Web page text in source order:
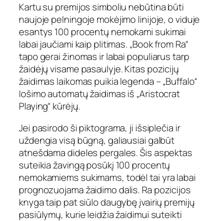
Kartu su premijos simboliu nebūtina būti
naujoje pelningoje mokėjimo linijoje, o viduje
esantys 100 procentų nemokami sukimai
labai jaučiami kaip plitimas. „Book from Ra“
tapo gerai žinomas ir labai populiarus tarp
žaidėjų visame pasaulyje. Kitas pozicijų
žaidimas laikomas puikia legenda – „Buffalo“
lošimo automatų žaidimas iš „Aristocrat
Playing“ kūrėjų.
Jei pasirodo ši piktograma, ji išsiplečia ir
uždengia visą būgną, galiausiai galbūt
atnešdama dideles pergales. Šis aspektas
suteikia žavingą posūkį 100 procentų
nemokamiems sukimams, todėl tai yra labai
prognozuojama žaidimo dalis. Ra pozicijos
knyga taip pat siūlo daugybę įvairių premijų
pasiūlymų, kurie leidžia žaidimui suteikti